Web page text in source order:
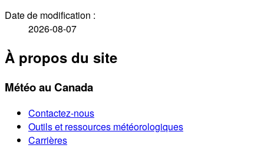
Date de modification :
2026-08-07
À propos du site
Météo au Canada
Contactez-nous
Outils et ressources météorologiques
Carrières